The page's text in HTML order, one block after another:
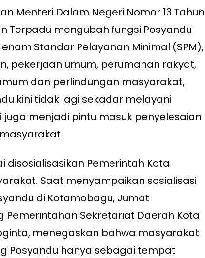
Menteri Dalam Negeri Nomor 13 Tahun
Terpadu mengubah fungsi Posyandu
Standar Pelayanan Minimal (SPM),
pekerjaan umum, perumahan rakyat,
dan perlindungan masyarakat,
kini tidak lagi sekadar melayani
menjadi pintu masuk penyelesaian
disosialisasikan Pemerintah Kota
Saat menyampaikan sosialisasi
di Kotamobagu, Jumat
Pemerintahan Sekretariat Daerah Kota
menegaskan bahwa masyarakat
Posyandu hanya sebagai tempat